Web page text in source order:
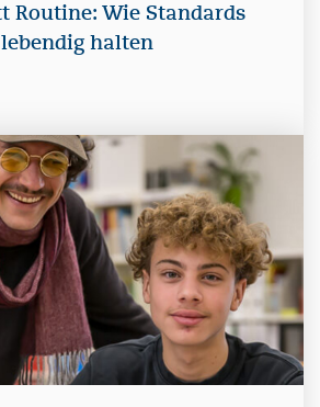
Routine: Wie Standards
halten